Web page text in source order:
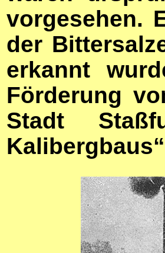
vorgesehen.
der
erkannt
Förderung
Stadt